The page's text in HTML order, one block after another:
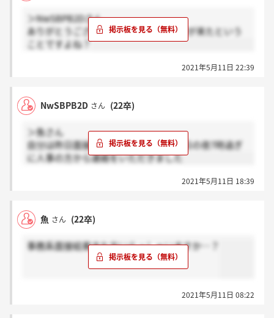
＞NwSBPB2Dさん
ありがとうございます。1次面接の結果が来たという
ことですよね？
2021年5月11日 22:39
NwSBPB2D さん (22卒)
＞魚さん
自分は昨日面接を受けたのですが、昨日の夜7時過ぎ
に人事の方から連絡をいただきました
2021年5月11日 18:39
魚 さん (22卒)
事務系面接結果きた方いらっしゃいますか…？
2021年5月11日 08:22